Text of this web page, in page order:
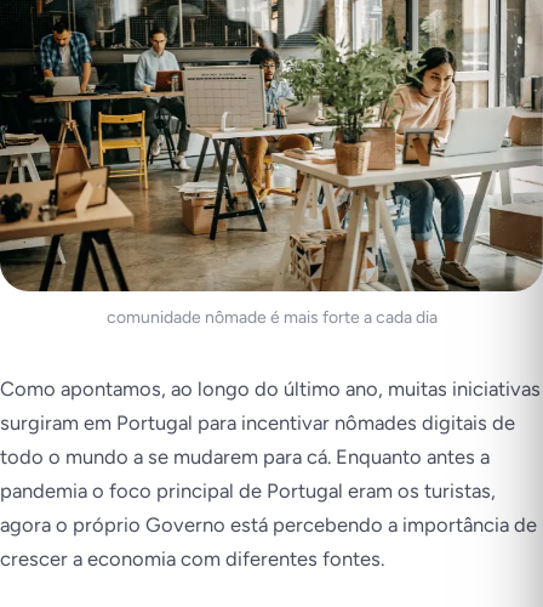
comunidade nômade é mais forte a cada dia
Como apontamos, ao longo do último ano, muitas iniciativas
surgiram em Portugal para incentivar nômades digitais de
todo o mundo a se mudarem para cá. Enquanto antes a
pandemia o foco principal de Portugal eram os turistas,
agora o próprio Governo está percebendo a importância de
crescer a economia com diferentes fontes.